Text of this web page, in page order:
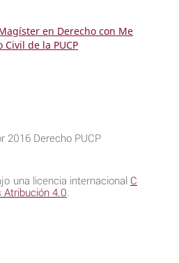
en Derecho con Me
de la PUCP
2016 Derecho PUCP
una licencia internacional C
Atribución 4.0.